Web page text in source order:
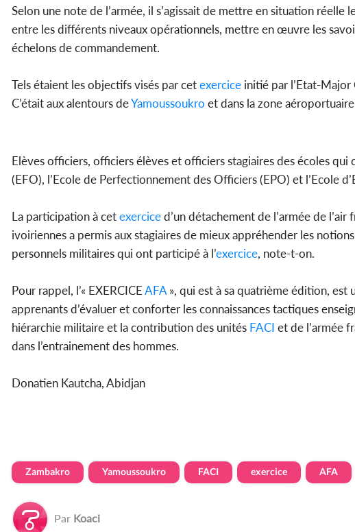
Selon une note de l’armée, il s’agissait de mettre en situation
entre les différents niveaux opérationnels, mettre en œuvre les
échelons de commandement.
Tels étaient les objectifs visés par cetexercice initié par l’Etat-Major
C’était aux alentours deYamoussoukro et dans la zone
Elèves officiers, officiers élèves et officiers stagiaires des écoles
(EFO), l’Ecole de Perfectionnement des Officiers (EPO) et l’Ecole
La participation à cetexerciced’un détachement de l’armée de
ivoiriennes a permis aux stagiaires de mieux appréhender les
personnels militaires qui ont participé à l’exercice, note-t-on.
Pour rappel, l’« EXERCICEAFA », qui est à sa quatrième édition,
apprenants d’évaluer et conforter les connaissances tactiques
hiérarchie militaire et la contribution des unités FACI et de l’armée
dans l’entrainement des hommes.
Donatien Kautcha, Abidjan
Zambakro Yamoussoukro FACI exercice AFA
Par Koaci